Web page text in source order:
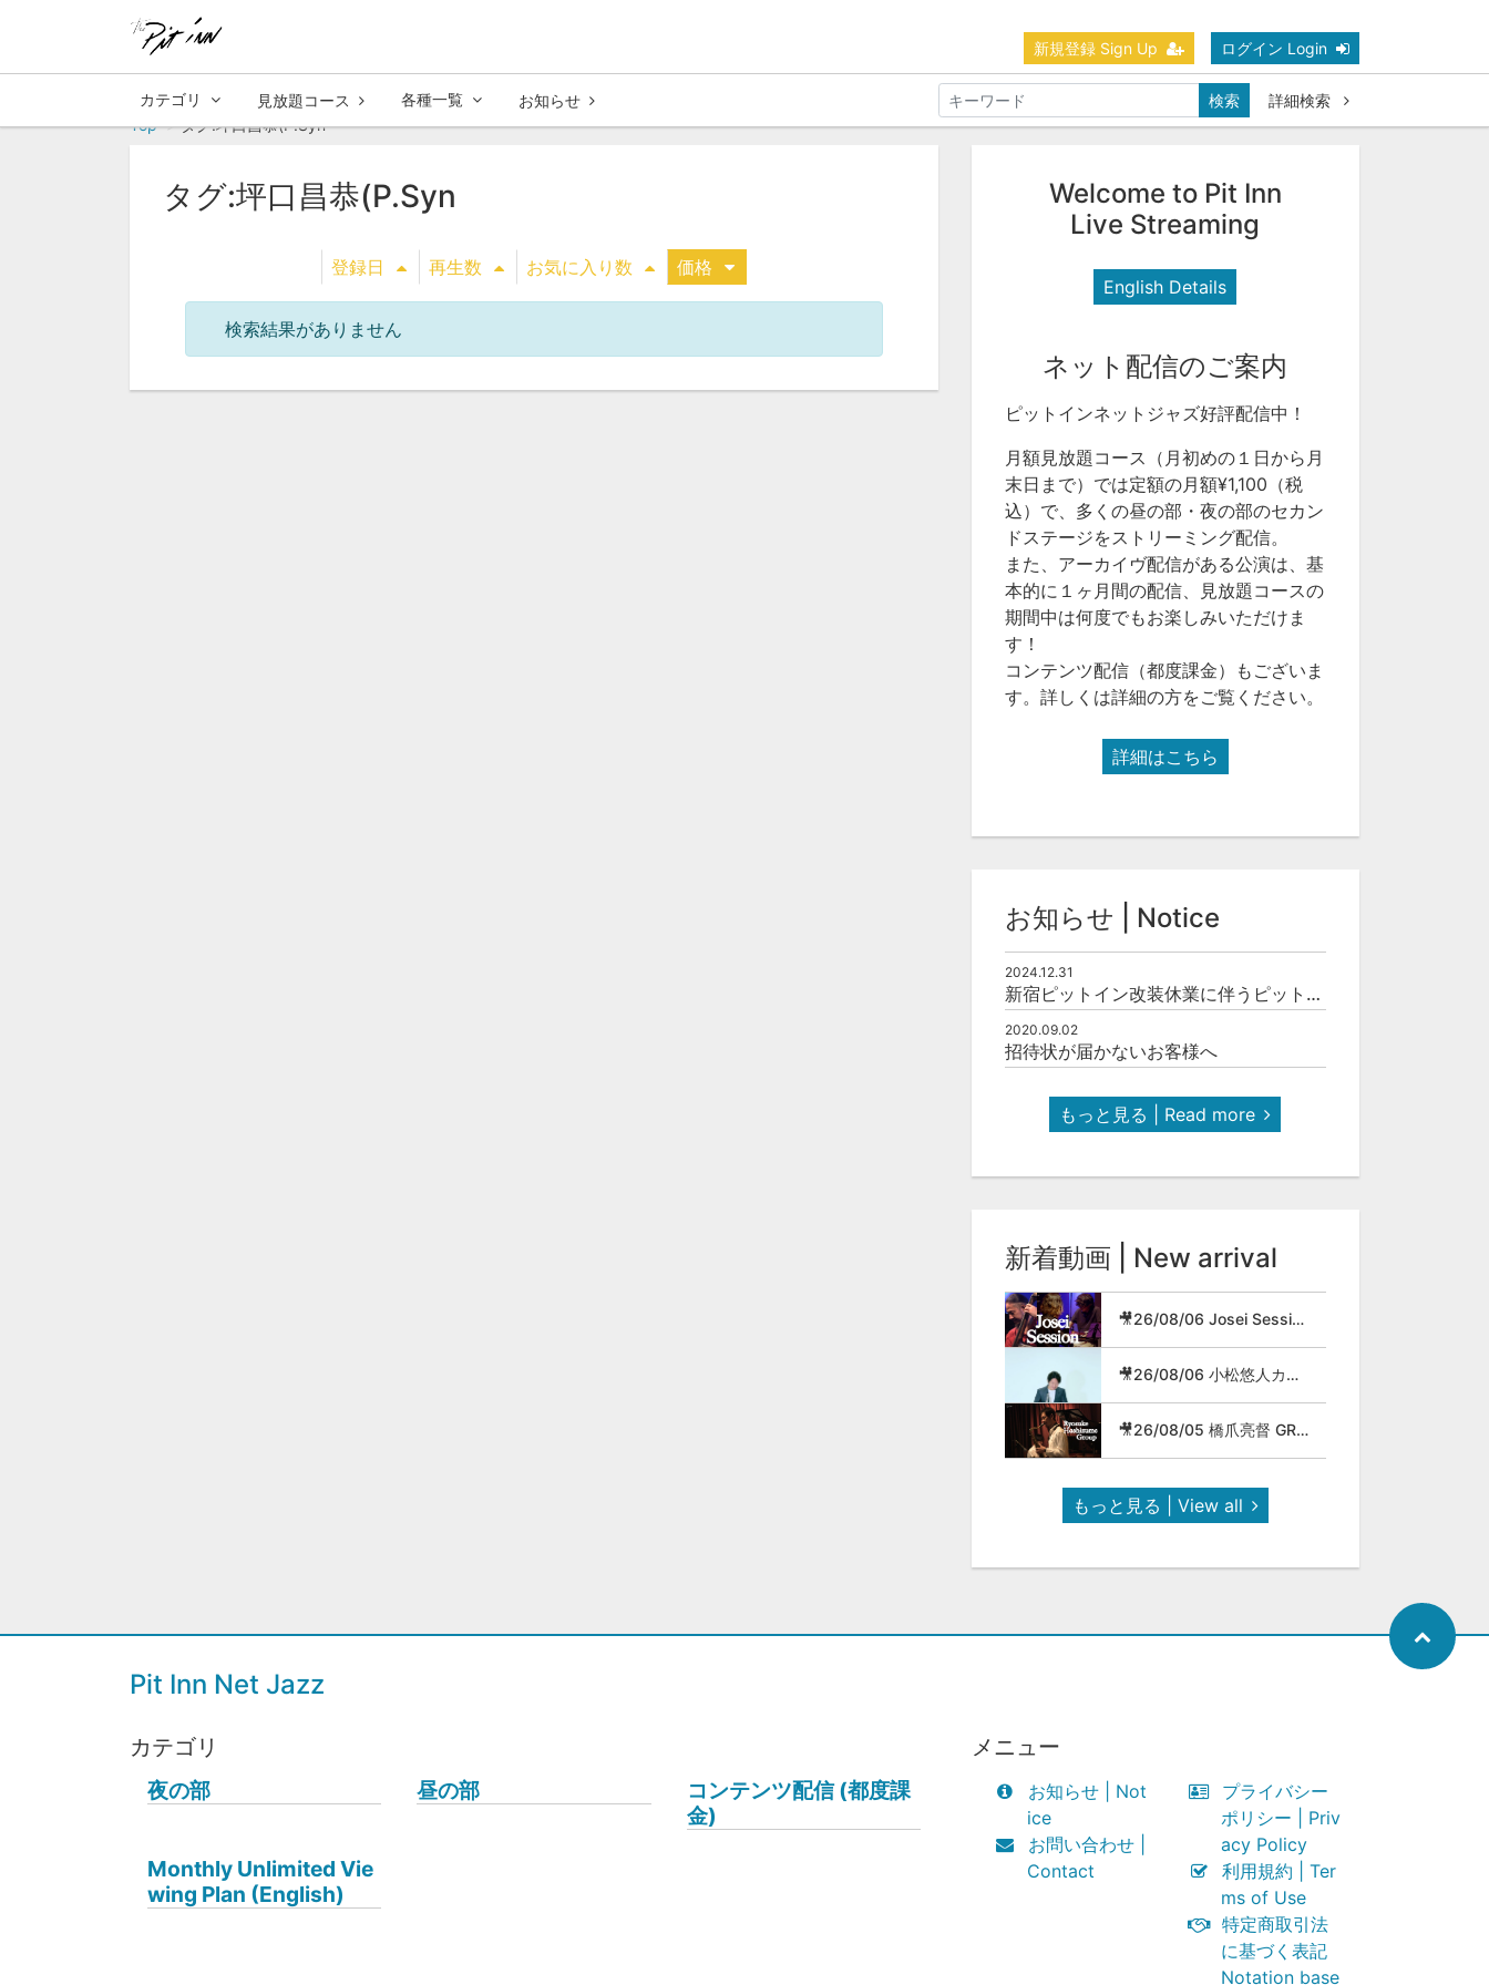
新規登録 Sign Up ログイン Login
カテゴリ 見放題コース 各種一覧 お知らせ 検索
詳細検索
Top
タグ:坪口昌恭(P.Syn
タグ:坪口昌恭(P.Syn
登録日 再生数 お気に入り数 価格
検索結果がありません
Welcome to Pit Inn
Live Streaming
English Details
ネット配信のご案内
ピットインネットジャズ好評配信中！
月額見放題コース（月初めの１日から月
末日まで）では定額の月額¥1,100（税
込）で、多くの昼の部・夜の部のセカン
ドステージをストリーミング配信。
また、アーカイヴ配信がある公演は、基
本的に１ヶ月間の配信、見放題コースの
期間中は何度でもお楽しみいただけま
す！
コンテンツ配信（都度課金）もございま
す。詳しくは詳細の方をご覧ください。
詳細はこちら
お知らせ | Notice
2024.12.31
新宿ピットイン改装休業に伴うピットインネットジャズのご案内
2020.09.02
招待状が届かないお客様へ
もっと見る | Read more
新着動画 | New arrival
🎥26/08/06 Josei Session
🎥26/08/06 小松悠人カルテット
🎥26/08/05 橋爪亮督 GROUP
もっと見る | View all
Pit Inn Net Jazz
カテゴリ
夜の部
昼の部
コンテンツ配信 (都度課
金)
Monthly Unlimited Vie
wing Plan (English)
メニュー
お知らせ | Not
ice
お問い合わせ |
Contact
プライバシー
ポリシー | Priv
acy Policy
利用規約 | Ter
ms of Use
特定商取引法
に基づく表記
Notation base